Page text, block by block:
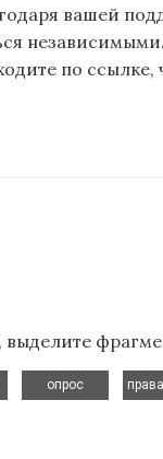
вашей
по
опрос